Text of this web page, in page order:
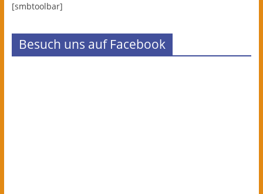
[smbtoolbar]
Besuch uns auf Facebook